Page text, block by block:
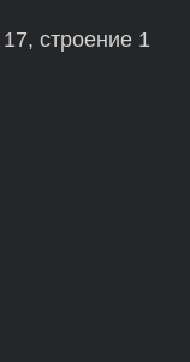
строение 1